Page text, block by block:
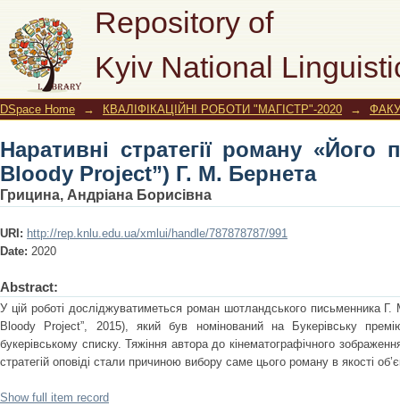
Repository of
Kyiv National
Наративні стратегії роману
Бернета
DSpace Home → КВАЛІФІКАЦІЙНІ РОБОТИ "МАГІСТР"-2020 →
Наративні стратегії роману «Його
Bloody Project”) Г. М. Бернета
Грицина, Андріана Борисівна
URI: http://rep.knlu.edu.ua/xmlui/handle/787878787/991
Date: 2020
Abstract:
У цій роботі досліджуватиметься роман шотландського письменника
Bloody Project”, 2015), який був номінований на Букерівську
букерівському списку. Тяжіння автора до кінематографічного
стратегій оповіді стали причиною вибору саме цього роману в якості
Show full item record